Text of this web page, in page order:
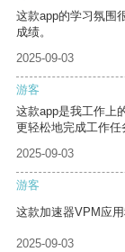
这款app的学习氛围
成绩。
2025-09-03
游客
这款app是我工作上
更轻松地完成工作任
2025-09-03
游客
这款加速器VPM应
2025-09-03